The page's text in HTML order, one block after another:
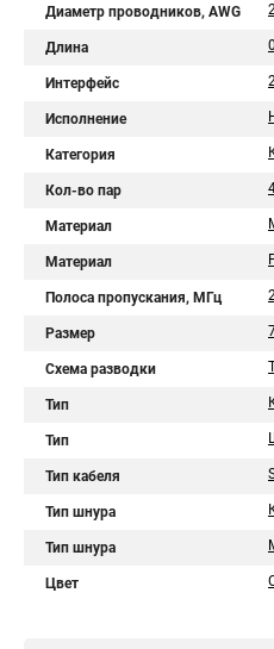
Диаметр проводников, AWG
Длина
Интерфейс
Исполнение
Категория
Кол-во пар
Материал
Материал
Полоса пропускания, МГц
Размер
Схема разводки
Тип
Тип
Тип кабеля
Тип шнура
Тип шнура
Цвет